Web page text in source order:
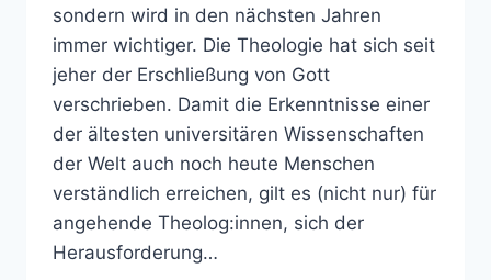
sondern wird in den nächsten Jahren
immer wichtiger. Die Theologie hat sich seit
jeher der Erschließung von Gott
verschrieben. Damit die Erkenntnisse einer
der ältesten universitären Wissenschaften
der Welt auch noch heute Menschen
verständlich erreichen, gilt es (nicht nur) für
angehende Theolog:innen, sich der
Herausforderung…